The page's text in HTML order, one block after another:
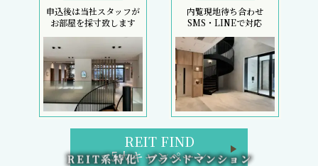
申込後は当社スタッフが
お部屋を採寸致します
内覧現地待ち合わせ
SMS・LINEで対応
REIT FIND
5大キャンペーン